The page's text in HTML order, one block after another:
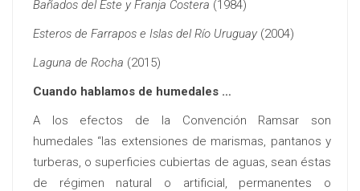
Bañados del Este y Franja Costera (1984)
Esteros de Farrapos e Islas del Río Uruguay (2004)
Laguna de Rocha (2015)
Cuando hablamos de humedales …
A los efectos de la Convención Ramsar son
humedales “las extensiones de marismas, pantanos y
turberas, o superficies cubiertas de aguas, sean éstas
de régimen natural o artificial, permanentes o